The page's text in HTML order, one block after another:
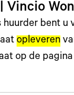
Vincio
huurder bent u
opleveren
op de